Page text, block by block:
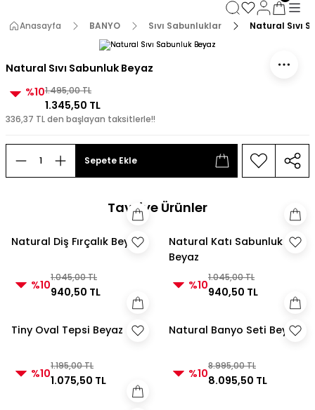
3000 TL ve Üzeri Alışverişlerde Kargo Bedava! 2
3000 TL ve Üzeri Alışverişlerde Kargo Bedava!
3000 TL ve Üzeri Alışverişlerde Kargo Bedava!
Anasayfa BANYO Sıvı Sabunluklar Natural Sıvı
Natural Sıvı Sabunluk Beyaz
%101.495,00 TL
1.345,50 TL
336,37 TL den başlayan taksitlerle!!
Sepete Ekle
Tavsiye Ürünler
Natural Diş Fırçalık Beyaz
%10
1.045,00 TL
940,50 TL
Natural Katı Sabunluk
Beyaz
%10
1.045,00 TL
940,50 TL
Tiny Oval Tepsi Beyaz
%10
1.195,00 TL
1.075,50 TL
Natural Banyo Seti Beyaz
%10
8.995,00 TL
8.095,50 TL